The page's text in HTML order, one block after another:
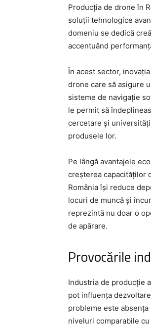
Producția de drone în
soluții tehnologice
domeniu se dedică
accentuând
În acest sector,
drone care să asigure
sisteme de navigație
le permit să
cercetare și
produsele lor.
Pe lângă avantajele
creșterea capacităților
România își reduce
locuri de muncă și
reprezintă nu doar o
de apărare.
Provocările
Industria de producție
pot influența
probleme este
niveluri comparabile